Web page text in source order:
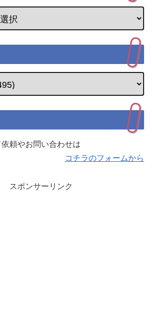
頼やお問い合わせは
コチラのフォームから
スポンサーリンク